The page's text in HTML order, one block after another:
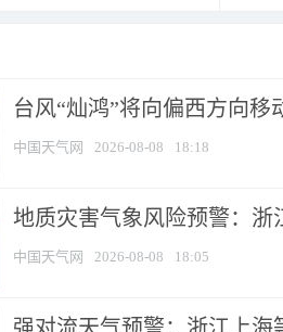
台风“灿鸿”将向偏西方向移
中国天气网 2026-08-08 18:18
地质灾害气象风险预警：
中国天气网 2026-08-08 18:05